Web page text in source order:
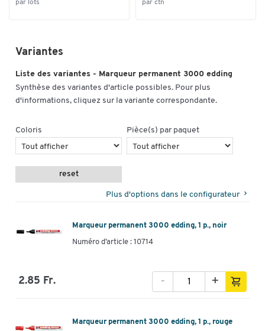
par lots par ctn
Variantes
Liste des variantes - Marqueur permanent 3000 edding
Synthèse des variantes d'article possibles. Pour plus
d'informations, cliquez sur la variante correspondante.
Coloris Pièce(s) par paquet
reset
Plus d'options dans le configurateur
Marqueur permanent 3000 edding, 1 p., noir
Numéro d’article : 10714
2.85 Fr. +
-
Marqueur permanent 3000 edding, 1 p., rouge